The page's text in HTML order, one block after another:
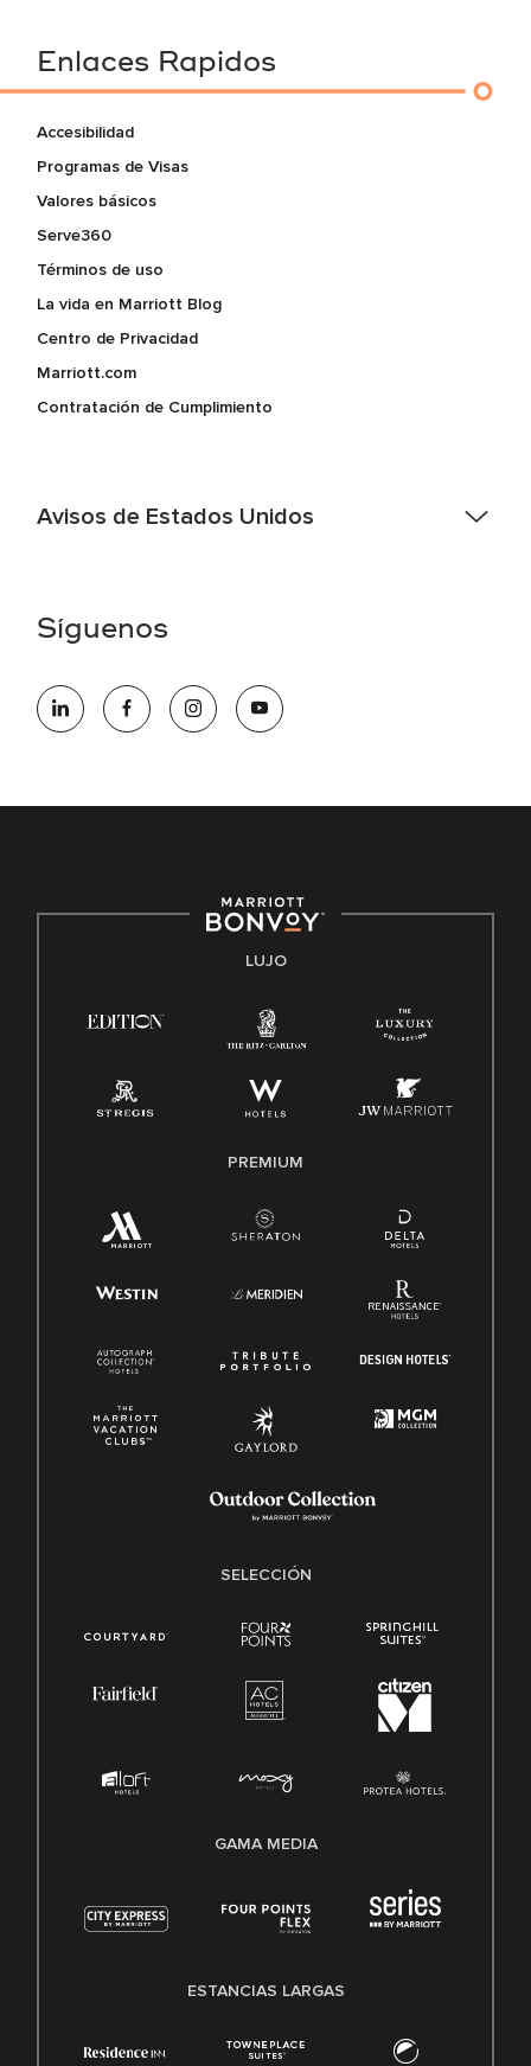
Enlaces Rapidos
Accesibilidad
Programas de Visas
Valores básicos
Serve360
Términos de uso
La vida en Marriott Blog
Centro de Privacidad
Marriott.com
Contratación de Cumplimiento
Avisos de Estados Unidos
electrónico hqaffirmativeaction@marriott.com
oportunidades que se compromete a contratar una fuerza
de trabajo diversa y a mantener una cultura inclusiva.
Derecho a trabajar inglés/español
Conozca sus derechos
Ley de licencia familiar y médica (FMLA)
Síguenos
LUJO
PREMIUM
SELECCIÓN
GAMA MEDIA
ESTANCIAS LARGAS